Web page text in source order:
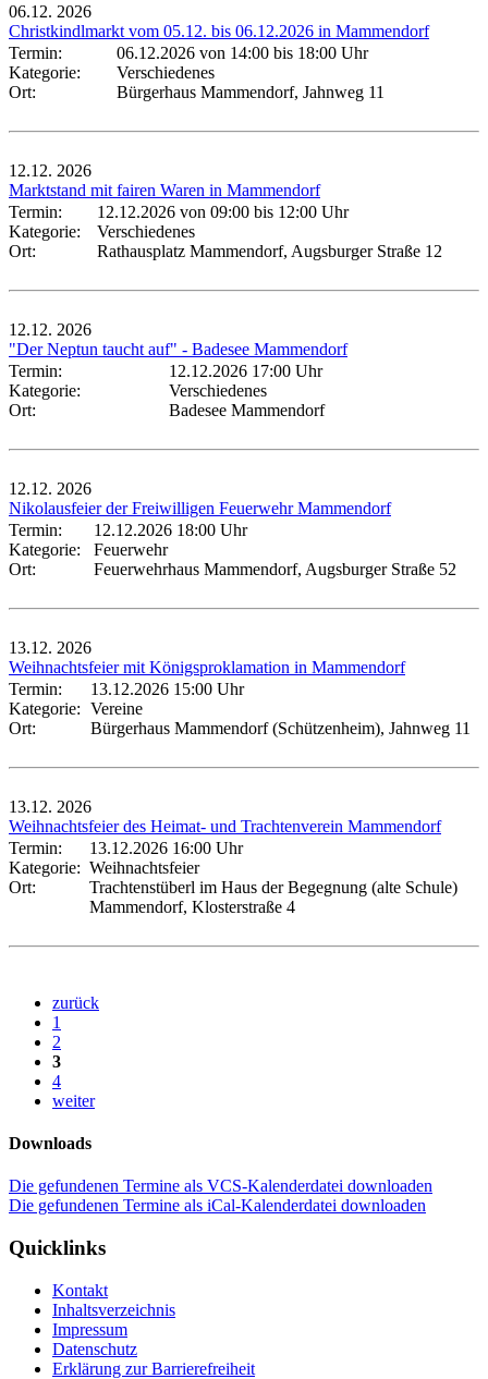
06.12. 2026
Christkindlmarkt vom 05.12. bis 06.12.2026 in Mammendorf
Termin:
06.12.2026 von 14:00 bis 18:00 Uhr
Kategorie:
Verschiedenes
Ort:
Bürgerhaus Mammendorf, Jahnweg 11
12.12. 2026
Marktstand mit fairen Waren in Mammendorf
Termin:
12.12.2026 von 09:00 bis 12:00 Uhr
Kategorie:
Verschiedenes
Ort:
Rathausplatz Mammendorf, Augsburger Straße 12
12.12. 2026
"Der Neptun taucht auf" - Badesee Mammendorf
Termin:
12.12.2026 17:00 Uhr
Kategorie:
Verschiedenes
Ort:
Badesee Mammendorf
12.12. 2026
Nikolausfeier der Freiwilligen Feuerwehr Mammendorf
Termin:
12.12.2026 18:00 Uhr
Kategorie:
Feuerwehr
Ort:
Feuerwehrhaus Mammendorf, Augsburger Straße 52
13.12. 2026
Weihnachtsfeier mit Königsproklamation in Mammendorf
Termin:
13.12.2026 15:00 Uhr
Kategorie: Vereine
Ort:
Bürgerhaus Mammendorf (Schützenheim), Jahnweg 11
13.12. 2026
Weihnachtsfeier des Heimat- und Trachtenverein Mammendorf
Termin:
13.12.2026 16:00 Uhr
Kategorie: Weihnachtsfeier
Ort:
Trachtenstüberl im Haus der Begegnung (alte Schule)
Mammendorf, Klosterstraße 4
zurück
1
2
3
4
weiter
Downloads
Die gefundenen Termine als VCS-Kalenderdatei downloaden
Die gefundenen Termine als iCal-Kalenderdatei downloaden
Quicklinks
Kontakt
Inhaltsverzeichnis
Impressum
Datenschutz
Erklärung zur Barrierefreiheit